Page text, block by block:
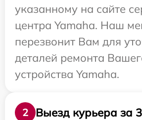
указанному на сайте
центра Yamaha. Наш
перезвонит Вам для
деталей ремонта
устройства Yamaha.
2
Выезд курьера за